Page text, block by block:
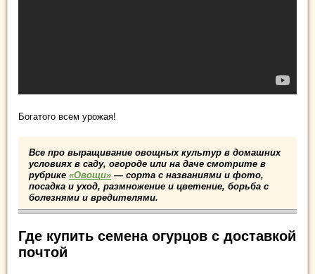
Богатого всем урожая!
Все про выращивание овощных культур в домашних
условиях в саду, огороде или на даче смотрите в
рубрике «Овощи» — сорта с названиями и фото,
посадка и уход, размножение и цветение, борьба с
болезнями и вредителями.
Где купить семена огурцов с доставкой
почтой